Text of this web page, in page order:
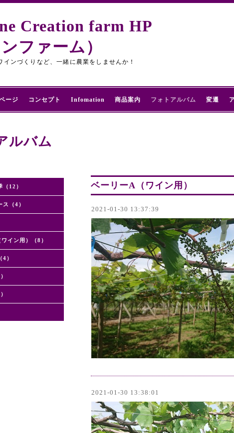
Creation farm HP
ファーム）
インづくりなど、一緒に農業をしませんか！
ージ コンセプト Infomation 商品案内 フォトアルバム 変遷
（12）
ス（4）
イン用）（8）
）
ルバム
ベーリーA（ワイン用）
2021-01-30 13:37:39
2021-01-30 13:38:01